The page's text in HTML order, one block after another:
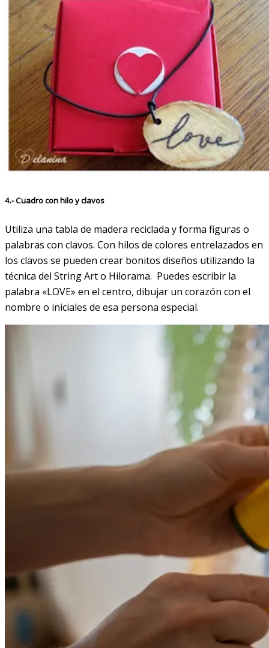
4.- Cuadro con hilo y clavos
Utiliza una tabla de madera reciclada y forma figuras o
palabras con clavos. Con hilos de colores entrelazados en
los clavos se pueden crear bonitos diseños utilizando la
técnica del String Art o Hilorama. Puedes escribir la
palabra «LOVE» en el centro, dibujar un corazón con el
nombre o iniciales de esa persona especial.